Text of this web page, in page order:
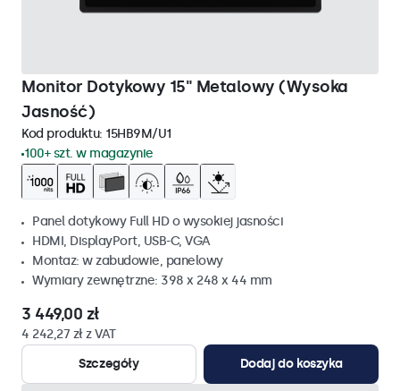
Monitor Dotykowy 15" Metalowy (Wysoka
Jasność)
Kod produktu: 15HB9M/U1
100+ szt. w magazynie
Panel dotykowy Full HD o wysokiej jasności
HDMI, DisplayPort, USB-C, VGA
Montaz: w zabudowie, panelowy
Wymiary zewnętrzne: 398 x 248 x 44 mm
3 449,00 zł
4 242,27 zł z VAT
Szczegóły
Dodaj do koszyka